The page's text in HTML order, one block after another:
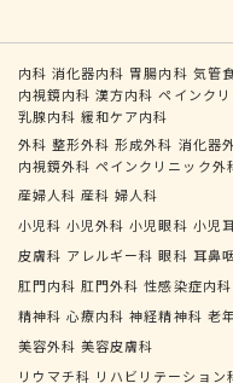
内科 消化器内科 胃腸内科 気管
内視鏡内科 漢方内科 ペインク
乳腺内科 緩和ケア内科
外科 整形外科 形成外科 消化器
内視鏡外科 ペインクリニック外
産婦人科 産科 婦人科
小児科 小児外科 小児眼科 小児
皮膚科 アレルギー科 眼科 耳鼻
肛門内科 肛門外科 性感染症内科
精神科 心療内科 神経精神科 老
美容外科 美容皮膚科
リウマチ科 リハビリテーション